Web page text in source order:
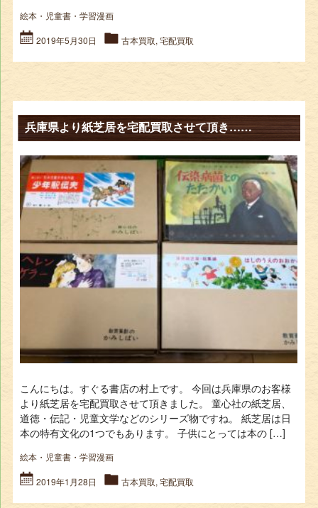
絵本・児童書・学習漫画
2019年5月30日 古本買取,宅配買取
兵庫県より紙芝居を宅配買取させて頂き……
こんにちは。すぐる書店の村上です。 今回は兵庫県のお客様
より紙芝居を宅配買取させて頂きました。 童心社の紙芝居、
道徳・伝記・児童文学などのシリーズ物ですね。 紙芝居は日
本の特有文化の1つでもあります。 子供にとっては本の […]
絵本・児童書・学習漫画
2019年1月28日 古本買取,宅配買取